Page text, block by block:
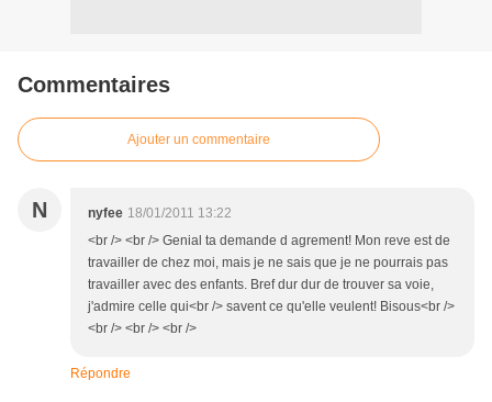
Commentaires
Ajouter un commentaire
N nyfee 18/01/2011 13:22
<br /> <br /> Genial ta demande d agrement! Mon reve est de
travailler de chez moi, mais je ne sais que je ne pourrais pas
travailler avec des enfants. Bref dur dur de trouver sa voie,
j'admire celle qui<br /> savent ce qu'elle veulent! Bisous<br />
<br /> <br /> <br />
Répondre